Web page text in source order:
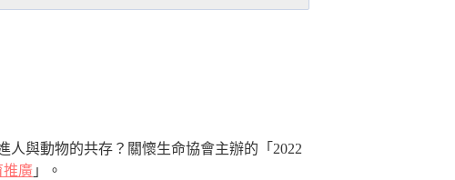
與動物的共存？關懷生命協會主辦的「2022
推廣 」。